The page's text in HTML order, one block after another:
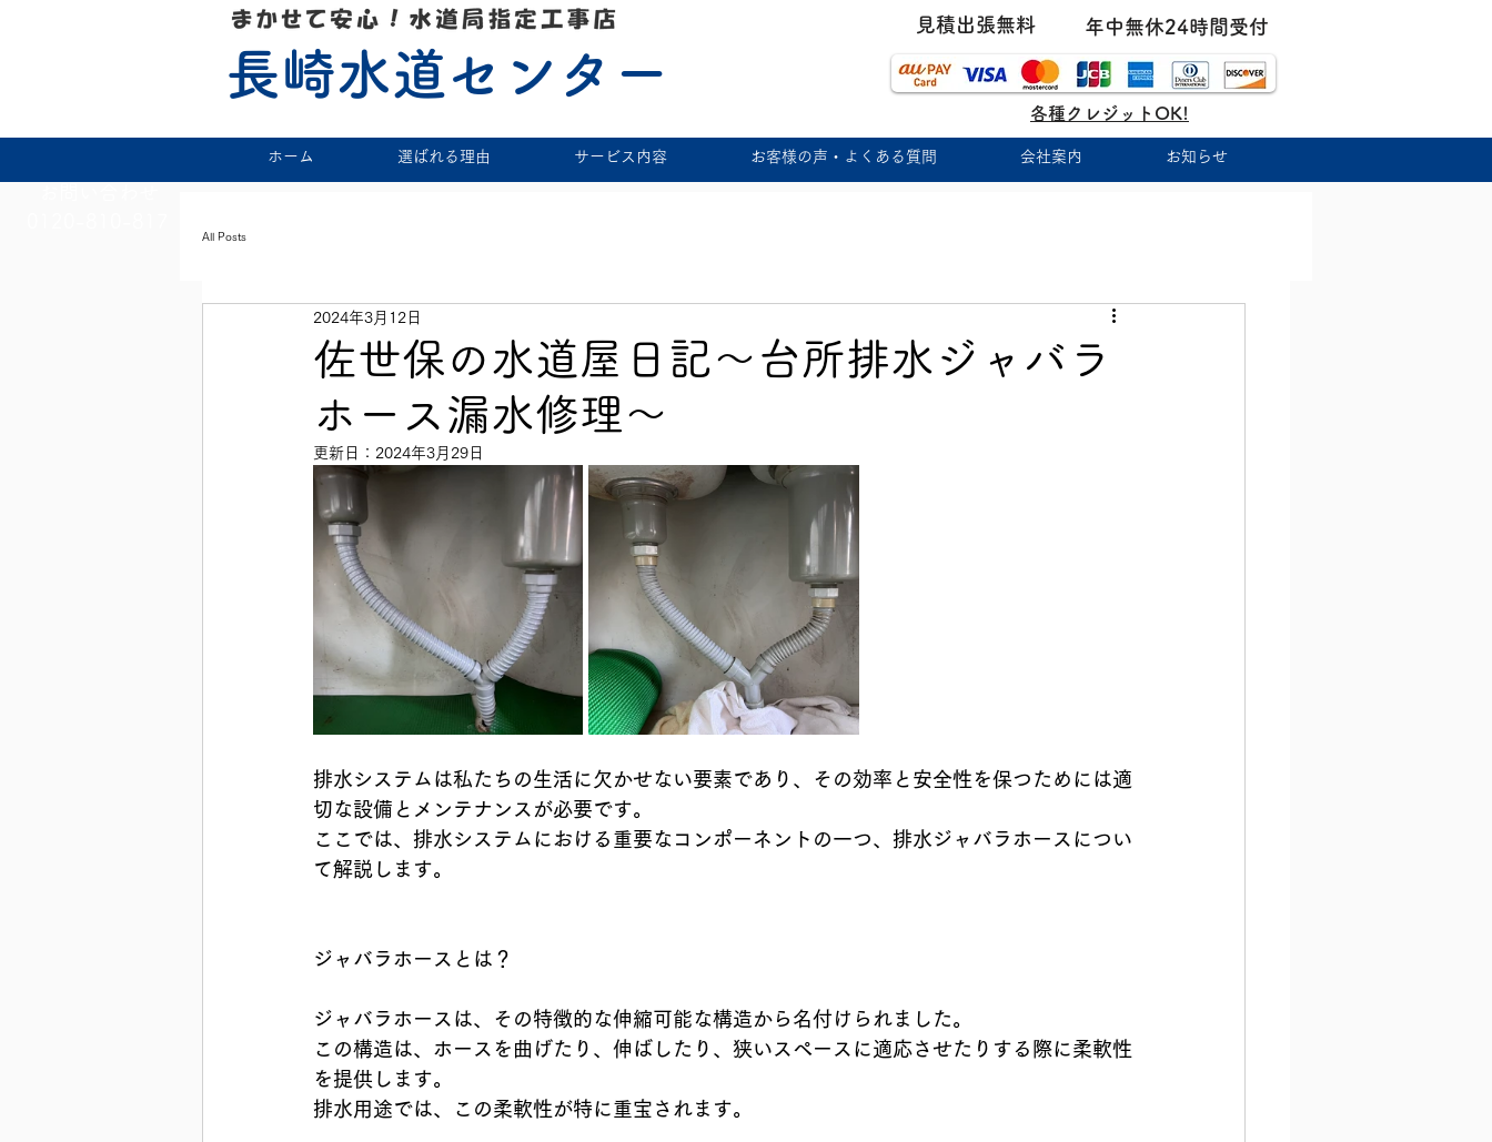
長崎水道センター
​見積出張無料 年中無休24時間受付
各種クレジットOK!
ホーム 選ばれる理由 サービス内容 お客様の声・よくある質問 会社案内 お知らせ
All Posts
佐世保の水道屋日記〜台所排水ジャバラ
ホース漏水修理〜
2024年3月12日
更新日： 2024年3月29日
排水システムは私たちの生活に欠かせない要素であり、その効率と安全性を保つためには適
切な設備とメンテナンスが必要です。
ここでは、排水システムにおける重要なコンポーネントの一つ、排水ジャバラホースについ
て解説します。
ジャバラホースとは？
ジャバラホースは、その特徴的な伸縮可能な構造から名付けられました。
この構造は、ホースを曲げたり、伸ばしたり、狭いスペースに適応させたりする際に柔軟性
を提供します。
排水用途では、この柔軟性が特に重宝されます。